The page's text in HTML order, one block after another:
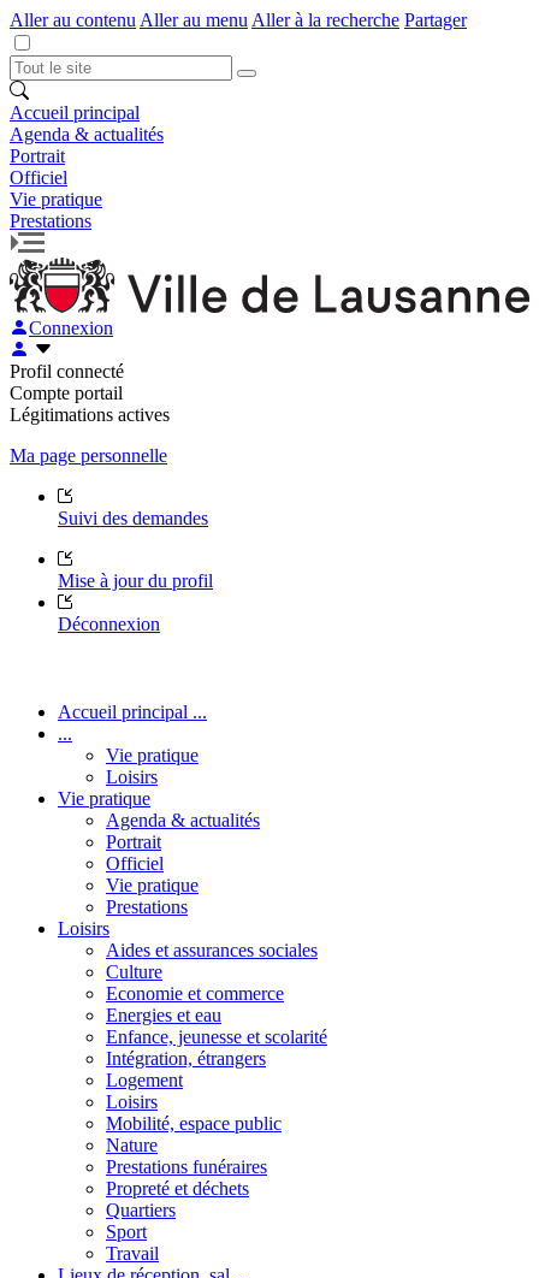
Aller au contenu Aller au menu Aller à la recherche Partager
Accueil principal
Agenda & actualités
Portrait
Officiel
Vie pratique
Prestations
Connexion
Profil connecté
Compte portail
Légitimations actives
Ma page personnelle
Suivi des demandes
Mise à jour du profil
Déconnexion
Accueil principal ...
...
Vie pratique
Loisirs
Vie pratique
Agenda & actualités
Portrait
Officiel
Vie pratique
Prestations
Loisirs
Aides et assurances sociales
Culture
Economie et commerce
Energies et eau
Enfance, jeunesse et scolarité
Intégration, étrangers
Logement
Loisirs
Mobilité, espace public
Nature
Prestations funéraires
Propreté et déchets
Quartiers
Sport
Travail